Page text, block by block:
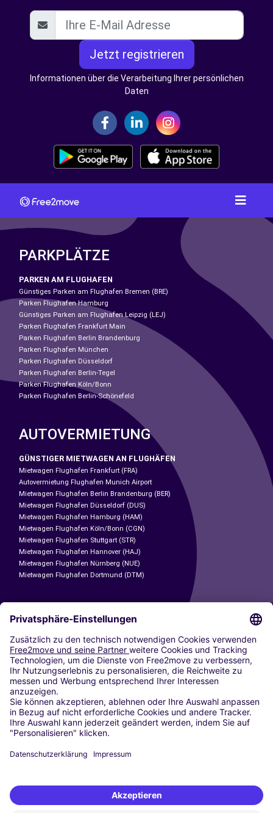
Jetzt registrieren
Informationen über die Verarbeitung Ihrer persönlichen
Daten
PARKPLÄTZE
PARKEN AM FLUGHAFEN
Günstiges Parken am Flughafen Bremen (BRE)
Parken Flughafen Hamburg
Günstiges Parken am Flughafen Leipzig (LEJ)
Parken Flughafen Frankfurt Main
Parken Flughafen Berlin Brandenburg
Parken Flughafen München
Parken Flughafen Düsseldorf
Parken Flughafen Berlin-Tegel
Parken Flughafen Köln/Bonn
Parken Flughafen Berlin-Schönefeld
AUTOVERMIETUNG
GÜNSTIGER MIETWAGEN AN FLUGHÄFEN
Mietwagen Flughafen Frankfurt (FRA)
Autovermietung Flughafen Munich Airport
Mietwagen Flughafen Berlin Brandenburg (BER)
Mietwagen Flughafen Düsseldorf (DUS)
Mietwagen Flughafen Hamburg (HAM)
Mietwagen Flughafen Köln/Bonn (CGN)
Mietwagen Flughafen Stuttgart (STR)
Mietwagen Flughafen Hannover (HAJ)
Mietwagen Flughafen Nürnberg (NUE)
Mietwagen Flughafen Dortmund (DTM)
CARSHARING
UNSERE STÄDTE
Paris
Madrid
Washington DC
Mailand
Rom
Turin
Wien
Berlin
Düsseldorf